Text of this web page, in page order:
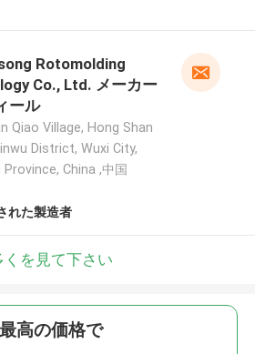
Rotomolding
Co., Ltd. メーカー
ール
Qiao Village, Hong Shan
District, Wuxi City,
China ,中国
れた製造者
くを見て下さい
最高の価格で